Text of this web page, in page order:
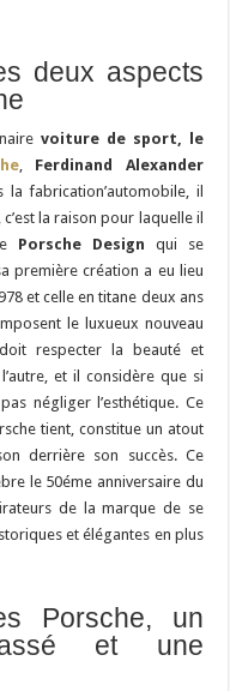
deux aspects
voiture de sport, le
, Ferdinand Alexander
la fabrication’automobile, il
la raison pour laquelle il
Porsche Design qui se
première création a eu lieu
et celle en titane deux ans
le luxueux nouveau
respecter la beauté et
et il considère que si
négliger l’esthétique. Ce
tient, constitue un atout
derrière son succès. Ce
le 50éme anniversaire du
de la marque de se
et élégantes en plus
Porsche, un
et une